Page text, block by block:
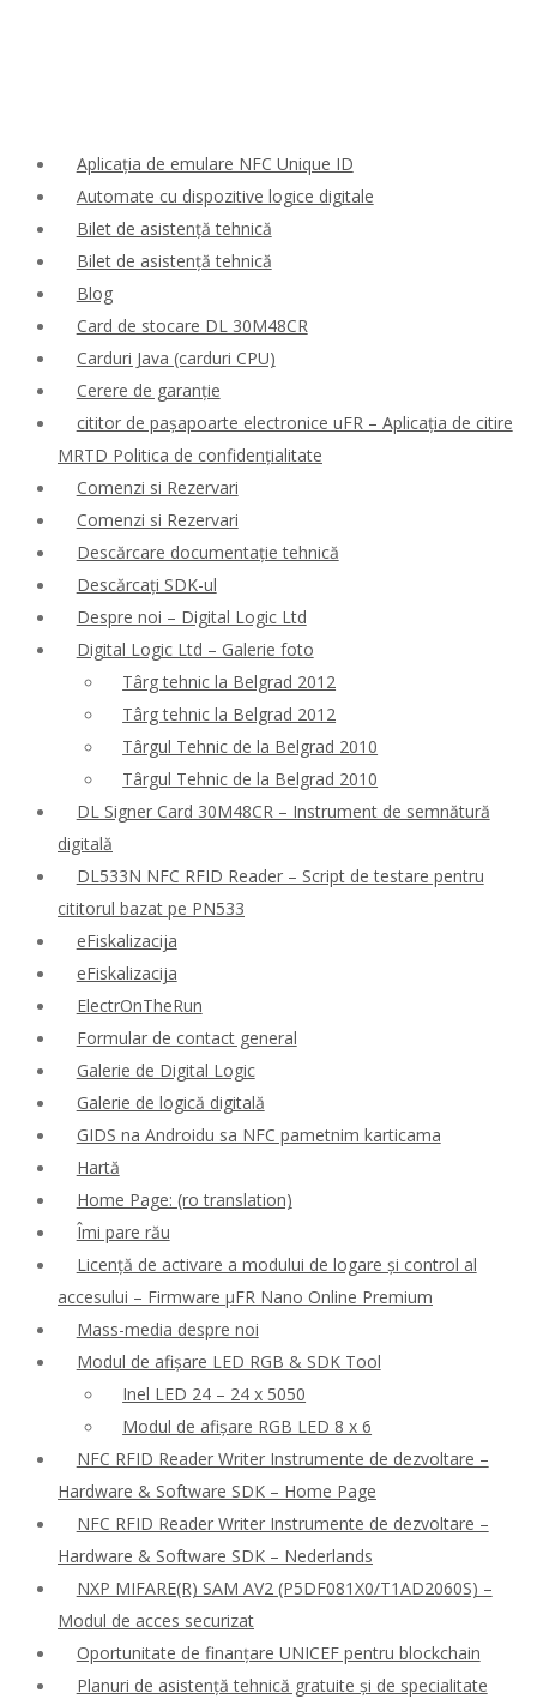
Aplicația de emulare NFC Unique ID
Automate cu dispozitive logice digitale
Bilet de asistență tehnică
Bilet de asistență tehnică
Blog
Card de stocare DL 30M48CR
Carduri Java (carduri CPU)
Cerere de garanție
cititor de pașapoarte electronice uFR – Aplicația de citire
MRTD Politica de confidențialitate
Comenzi si Rezervari
Comenzi si Rezervari
Descărcare documentație tehnică
Descărcați SDK-ul
Despre noi – Digital Logic Ltd
Digital Logic Ltd – Galerie foto
Târg tehnic la Belgrad 2012
Târg tehnic la Belgrad 2012
Târgul Tehnic de la Belgrad 2010
Târgul Tehnic de la Belgrad 2010
DL Signer Card 30M48CR – Instrument de semnătură
digitală
DL533N NFC RFID Reader – Script de testare pentru
cititorul bazat pe PN533
eFiskalizacija
eFiskalizacija
ElectrOnTheRun
Formular de contact general
Galerie de Digital Logic
Galerie de logică digitală
GIDS na Androidu sa NFC pametnim karticama
Hartă
Home Page: (ro translation)
Îmi pare rău
Licență de activare a modului de logare și control al
accesului – Firmware μFR Nano Online Premium
Mass-media despre noi
Modul de afișare LED RGB & SDK Tool
Inel LED 24 – 24 x 5050
Modul de afișare RGB LED 8 x 6
NFC RFID Reader Writer Instrumente de dezvoltare –
Hardware & Software SDK – Home Page
NFC RFID Reader Writer Instrumente de dezvoltare –
Hardware & Software SDK – Nederlands
NXP MIFARE(R) SAM AV2 (P5DF081X0/T1AD2060S) –
Modul de acces securizat
Oportunitate de finanțare UNICEF pentru blockchain
Planuri de asistență tehnică gratuite și de specialitate